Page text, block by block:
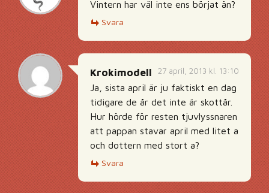
Vintern har väl inte ens börjat än?
Svara
27 april, 2013 kl. 13:10
Krokimodell
Ja, sista april är ju faktiskt en dag
tidigare de år det inte är skottår.
Hur hörde för resten tjuvlyssnaren
att pappan stavar april med litet a
och dottern med stort a?
Svara